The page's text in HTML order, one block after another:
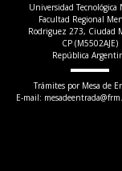
Universidad Tecnológica
Facultad Regional
Rodriguez 273, Ciudad
CP (M5502AJE)
República
Trámites por Mesa de
E-mail: